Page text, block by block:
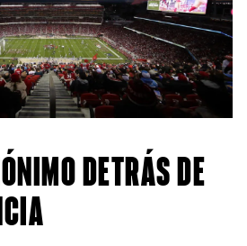
DETRÁS DE